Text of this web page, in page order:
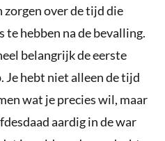
zorgen over de tijd die
te hebben na de bevalling.
belangrijk de eerste
Je hebt niet alleen de tijd
wat je precies wil, maar
aardig in de war